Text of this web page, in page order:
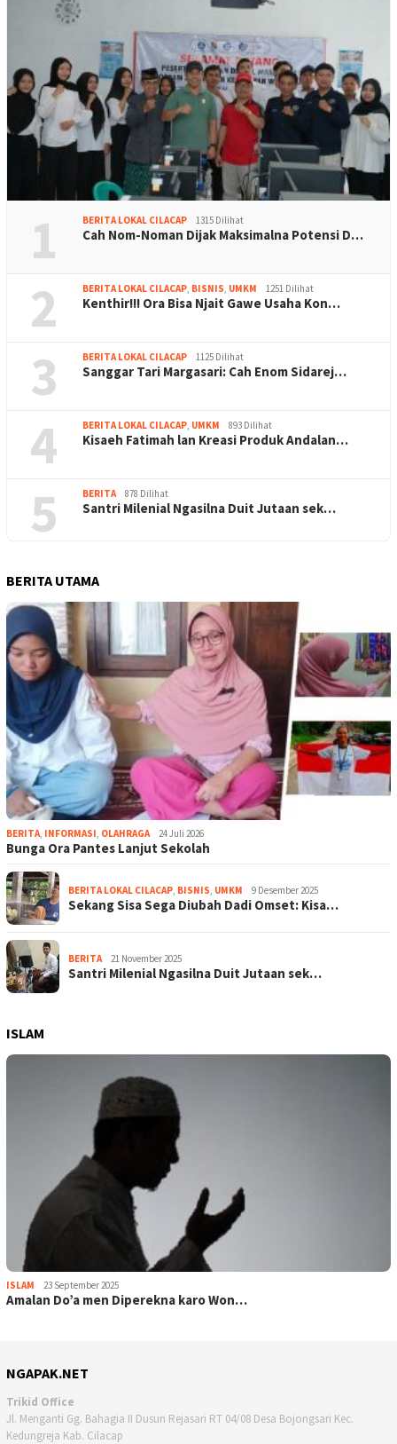
1 BERITA LOKAL CILACAP 1315 Dilihat
Cah Nom-Noman Dijak Maksimalna Potensi D…
2 BERITA LOKAL CILACAP BISNIS UMKM 1251 Dilihat
Kenthir!!! Ora Bisa Njait Gawe Usaha Kon…
3 BERITA LOKAL CILACAP 1125 Dilihat
Sanggar Tari Margasari: Cah Enom Sidarej…
4 BERITA LOKAL CILACAP UMKM 893 Dilihat
Kisaeh Fatimah lan Kreasi Produk Andalan…
5 BERITA 878 Dilihat
Santri Milenial Ngasilna Duit Jutaan sek…
BERITA UTAMA
BERITA INFORMASI OLAHRAGA 24 Juli 2026
Bunga Ora Pantes Lanjut Sekolah
BERITA LOKAL CILACAP BISNIS UMKM 9 Desember 2025
Sekang Sisa Sega Diubah Dadi Omset: Kisa…
BERITA 21 November 2025
Santri Milenial Ngasilna Duit Jutaan sek…
ISLAM
ISLAM 23 September 2025
Amalan Do’a men Diperekna karo Won…
NGAPAK.NET
Trikid Office
Jl. Menganti Gg. Bahagia II Dusun Rejasari RT 04/08 Desa Bojongsari Kec.
Kedungreja Kab. Cilacap